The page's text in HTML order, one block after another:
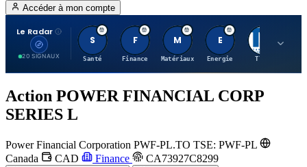
Accéder à mon compte
Le Radar
20 SIGNAUX
S
Santé
F
Finance
M
Matériaux
E
Energie TTWO
Action POWER FINANCIAL CORP
SERIES L
Power Financial Corporation PWF-PL.TO TSE: PWF-PL
Canada
CAD Finance CA73927C8299